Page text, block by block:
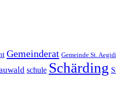
Gemeinderat Gemeinde St. Aegidi
schule Schärding